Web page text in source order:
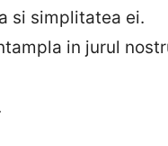
si simplitatea ei.
in jurul